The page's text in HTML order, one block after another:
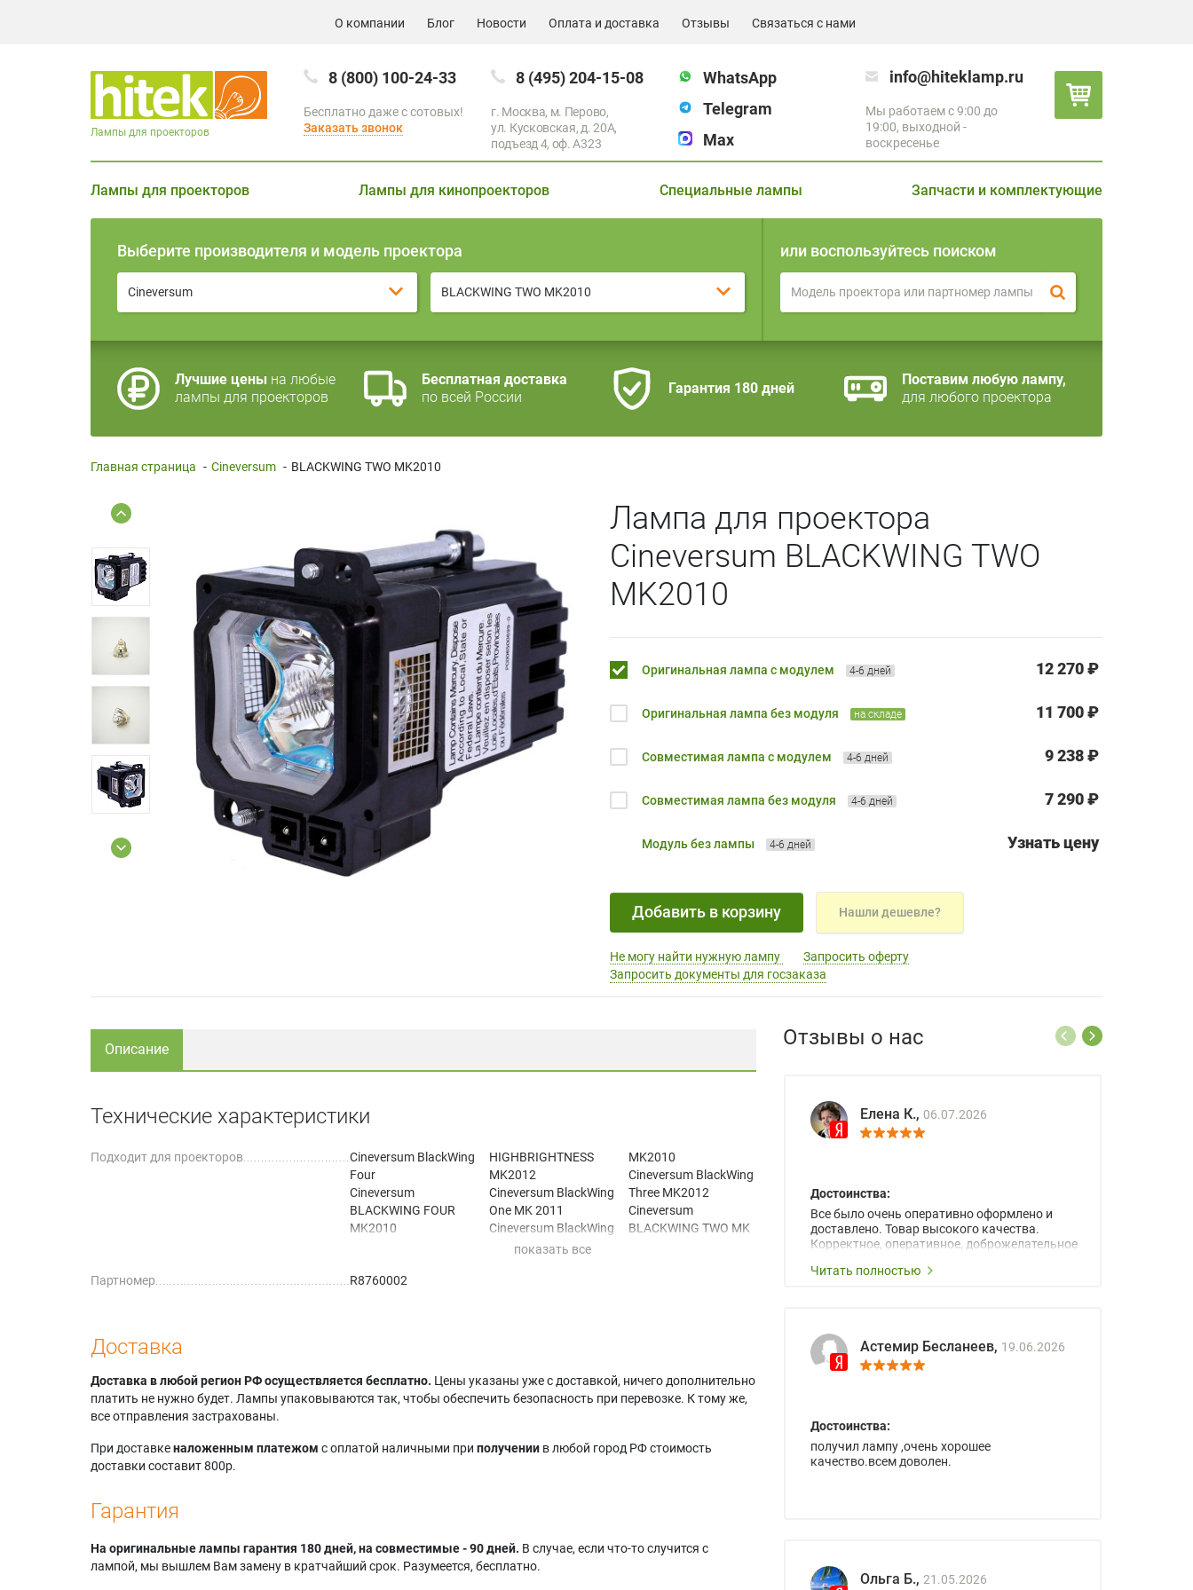
О компании Блог Новости Оплата и доставка Отзывы Связаться с нами
8 (800) 100-24-33
Бесплатно даже с сотовых!
Заказать звонок
8 (495) 204-15-08
г. Москва, м. Перово,
ул. Кусковская, д. 20А,
подъезд 4, оф. A323
WhatsApp
Telegram
Max
info@hiteklamp.ru
Мы работаем с 9:00 до
19:00, выходной -
воскресенье
Лампы для проекторов
Лампы для проекторов Лампы для кинопроекторов Специальные лампы Запчасти и комплектующие
Выберите производителя и модель проектора
Cineversum BLACKWING TWO MK2010
или воспользуйтесь поиском
Лучшие цены на любые
лампы для проекторов
Бесплатная доставка
по всей России
Гарантия 180 дней
Поставим любую лампу,
для любого проектора
Главная страница - Cineversum - BLACKWING TWO MK2010
Лампа для проектора
Cineversum BLACKWING TWO
MK2010
Оригинальная лампа с модулем 4-6 дней 12 270 ₽
Оригинальная лампа без модуля на складе 11 700 ₽
Совместимая лампа с модулем 4-6 дней 9 238 ₽
Совместимая лампа без модуля 4-6 дней 7 290 ₽
Модуль без лампы 4-6 дней Узнать цену
Добавить в корзину Нашли дешевле?
Не могу найти нужную лампу
Запросить оферту
Запросить документы для госзаказа
Отзывы о нас
Елена К., 06.07.2026
Достоинства:
Все было очень оперативно оформлено и
доставлено. Товар высокого качества.
Корректное, оперативное, доброжелательное
Читать полностью
Астемир Бесланеев, 19.06.2026
Достоинства:
получил лампу ,очень хорошее
качество.всем доволен.
Ольга Б., 21.05.2026
Описание
Технические характеристики
Подходит для проекторов
Cineversum BlackWing
Four
Cineversum
BLACKWING FOUR
MK2010
Cineversum
Cineversum
BLACKWING
HIGHBRIGHTNESS
MK2012
Cineversum BlackWing
One MK 2011
Cineversum BlackWing
One MK2012
Three MK 2011
Cineversum
MK2010
Cineversum BlackWing
Three MK2012
Cineversum
BLACKWING TWO MK
Dream Vision
STARLIGHT1
Партномер R8760002
Доставка
Доставка в любой регион РФ осуществляется бесплатно. Цены указаны уже с доставкой, ничего дополнительно
платить не нужно будет. Лампы упаковываются так, чтобы обеспечить безопасность при перевозке. К тому же,
все отправления застрахованы.
При доставкеналоженным платежом с оплатой наличными при получении в любой город РФ стоимость
доставки составит 800р.
Гарантия
На оригинальные лампы гарантия 180 дней, на совместимые - 90 дней. В случае, если что-то случится с
лампой, мы вышлем Вам замену в кратчайший срок. Разумеется, бесплатно.